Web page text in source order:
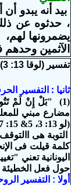
بيد أنه يبدو
، حدثوه عن
يضمرونها لهم،
الآثمين وحدهم
تفسير (لوقا 13: 3)
ثانيا : التفسير
(1) "بَلْ إِنْ لَمْ
مضارع مبني
(لو 13: 3، 5& 15: 7 ، 10 & 17: 3، 4) (مر 1: 15) (أع 3: 19 & 20: 21)
التوبة هى
كلمة قيلت فى
اليونانية تعني
حول فعل الخطيئة
أولا : التفسير